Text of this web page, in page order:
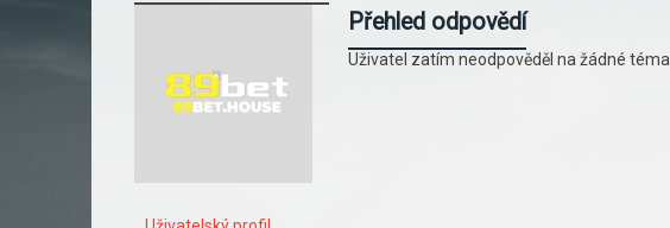
Přehled odpovědí
Uživatel zatím neodpověděl na žádné téma.